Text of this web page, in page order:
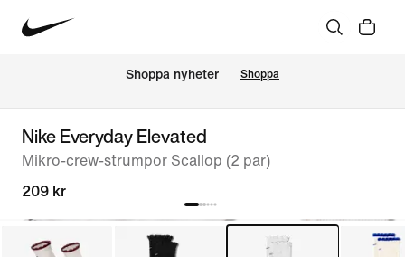
Shoppa nyheter Shoppa
Nike Everyday Elevated
Mikro-crew-strumpor Scallop (2 par)
209 kr